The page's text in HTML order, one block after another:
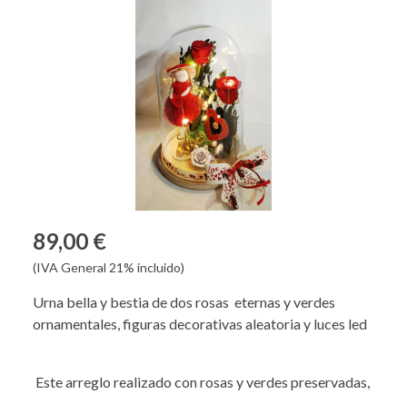
89,00 €
(IVA General 21% incluido)
Urna bella y bestia de dos rosas eternas y verdes
ornamentales, figuras decorativas aleatoria y luces led
Este arreglo realizado con rosas y verdes preservadas,